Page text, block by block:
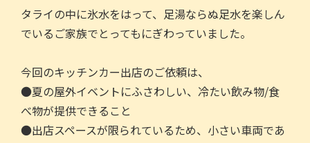
タライの中に氷水をはって、足湯ならぬ足水を楽しん
でいるご家族でとってもにぎわっていました。
今回のキッチンカー出店のご依頼は、
●夏の屋外イベントにふさわしい、冷たい飲み物/食
べ物が提供できること
●出店スペースが限られているため、小さい車両であ